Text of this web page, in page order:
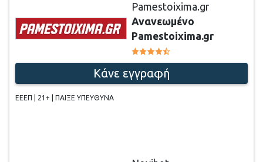
Pamestoixima.gr
Ανανεωμένο
Pamestoixima.gr
Κάνε εγγραφή
ΕΕΕΠ | 21+ | ΠΑΙΞΕ ΥΠΕΥΘΥΝΑ